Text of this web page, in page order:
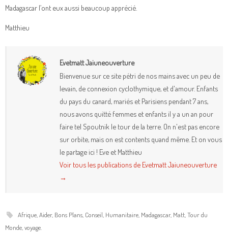
Madagascar l’ont eux aussi beaucoup apprécié.
Matthieu
Evetmatt Jaiuneouverture
Bienvenue sur ce site pétri de nos mains avec un peu de
levain, de connexion cyclothymique, et d'amour. Enfants
du pays du canard, mariés et Parisiens pendant 7 ans,
nous avons quitté femmes et enfants il y a un an pour
faire tel Spoutnik le tour de la terre. On n'est pas encore
sur orbite, mais on est contents quand même. Et on vous
le partage ici ! Eve et Matthieu
Voir tous les publications de Evetmatt Jaiuneouverture
→
Afrique, Aider, Bons Plans, Conseil Humanitaire, Madagascar, Matt, Tour du
Monde voyage